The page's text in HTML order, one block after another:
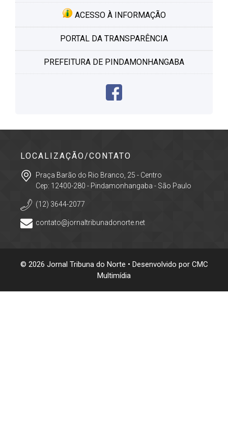
ACESSO À INFORMAÇÃO
PORTAL DA TRANSPARÊNCIA
PREFEITURA DE PINDAMONHANGABA
LOCALIZAÇÃO/CONTATO
Praça Barão do Rio Branco, 25 - Centro
Cep: 12400-280 - Pindamonhangaba - São Paulo
(12) 3644-2077
contato@jornaltribunadonorte.net
© 2026 Jornal Tribuna do Norte • Desenvolvido por CMC
Multimídia